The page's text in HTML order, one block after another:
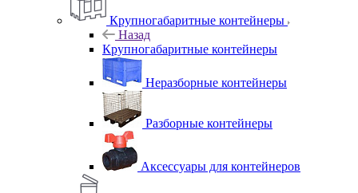
Крупногабаритные контейнеры
Назад
Крупногабаритные контейнеры
Неразборные контейнеры
Разборные контейнеры
Аксессуары для контейнеров